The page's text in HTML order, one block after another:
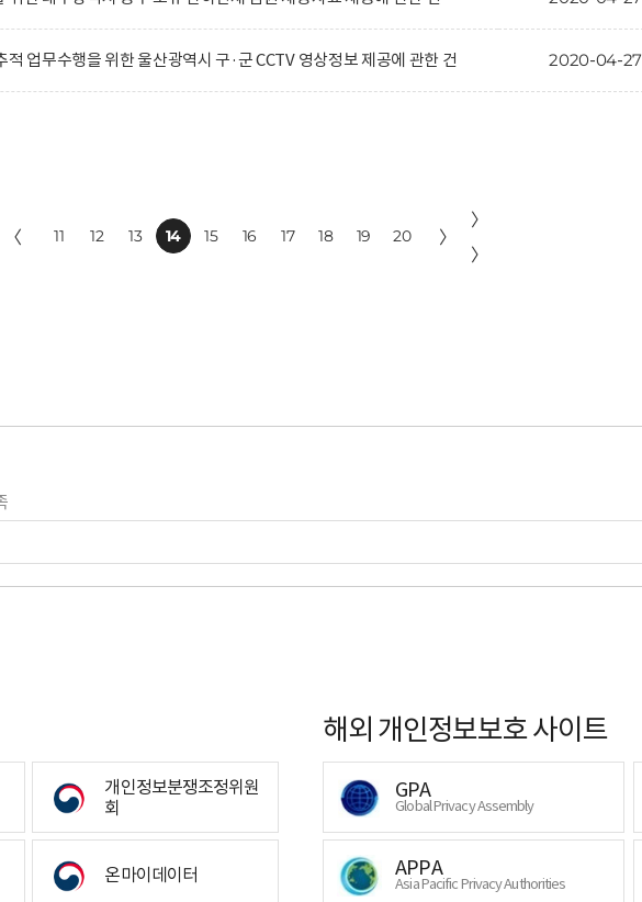
업무수행을 위한 울산광역시 구·군 CCTV 영상정보 제공에 관한 건 2020-04-27
〈 11 12 13 14 15 16 17 18 19 20 〉
〉
〉
개인정보분쟁조정위원
회
온마이데이터
해외 개인정보보호 사이트
GPA
Global Privacy Assembly
APPA
Asia Pacific Privacy Authorities